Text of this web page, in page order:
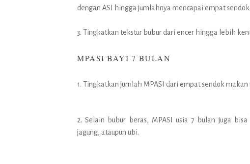
dengan ASI hingga jumlahnya mencapai empat
3. Tingkatkan tekstur bubur dari encer hingga lebih
MPASI BAYI 7 BULAN
1. Tingkatkan jumlah MPASI dari empat sendok
2. Selain bubur beras, MPASI usia 7 bulan juga
jagung, ataupun ubi.